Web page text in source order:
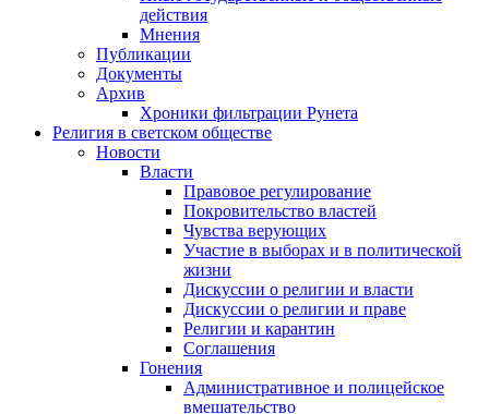
действия
Мнения
Публикации
Документы
Архив
Хроники фильтрации Рунета
Религия в светском обществе
Новости
Власти
Правовое регулирование
Покровительство властей
Чувства верующих
Участие в выборах и в политической
жизни
Дискуссии о религии и власти
Дискуссии о религии и праве
Религии и карантин
Соглашения
Гонения
Административное и полицейское
вмешательство